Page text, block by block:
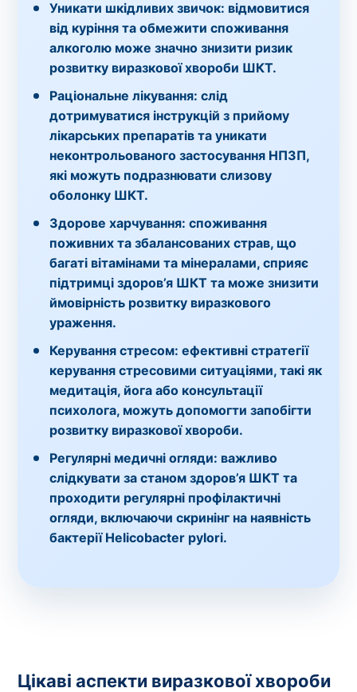
Уникати шкідливих звичок: відмовитися
від куріння та обмежити споживання
алкоголю може значно знизити ризик
розвитку виразкової хвороби ШКТ.
Раціональне лікування: слід
дотримуватися інструкцій з прийому
лікарських препаратів та уникати
неконтрольованого застосування НПЗП,
які можуть подразнювати слизову
оболонку ШКТ.
Здорове харчування: споживання
поживних та збалансованих страв, що
багаті вітамінами та мінералами, сприяє
підтримці здоров’я ШКТ та може знизити
ймовірність розвитку виразкового
ураження.
Керування стресом: ефективні стратегії
керування стресовими ситуаціями, такі як
медитація, йога або консультації
психолога, можуть допомогти запобігти
розвитку виразкової хвороби.
Регулярні медичні огляди: важливо
слідкувати за станом здоров’я ШКТ та
проходити регулярні профілактичні
огляди, включаючи скринінг на наявність
бактерії Helicobacter pylori.
Цікаві аспекти виразкової хвороби